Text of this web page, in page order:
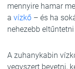
mennyire hamar
a vízkő – és ha
nehezebb
A zuhanykabin
vegyszert bevetni,